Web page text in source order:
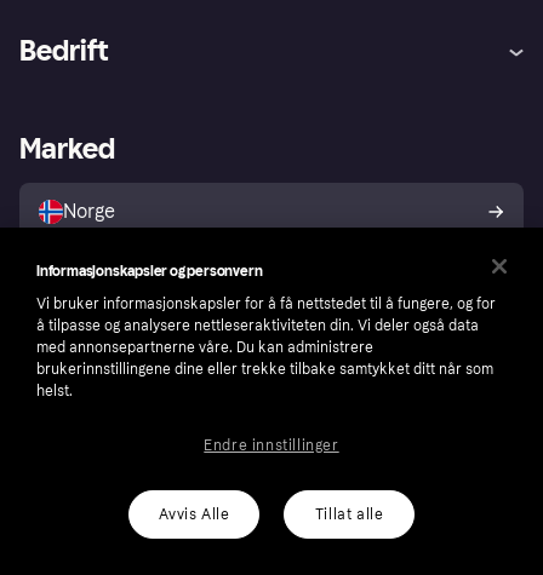
Utforsk butikker
Bedrift
Merchant portal
Marked
Norge
Følg
Informasjonskapsler og personvern
Vi bruker informasjonskapsler for å få nettstedet til å fungere, og for
å tilpasse og analysere nettleseraktiviteten din. Vi deler også data
med annonsepartnerne våre. Du kan administrere
brukerinnstillingene dine eller trekke tilbake samtykket ditt når som
helst.
Avvis Alle Tillat alle
Endre innstillinger